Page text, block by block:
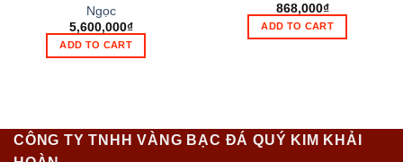
Ngọc
5,600,000₫
ADD TO CART
868,000₫
ADD TO CART
CÔNG TY TNHH VÀNG BẠC ĐÁ QUÝ KIM KHẢI